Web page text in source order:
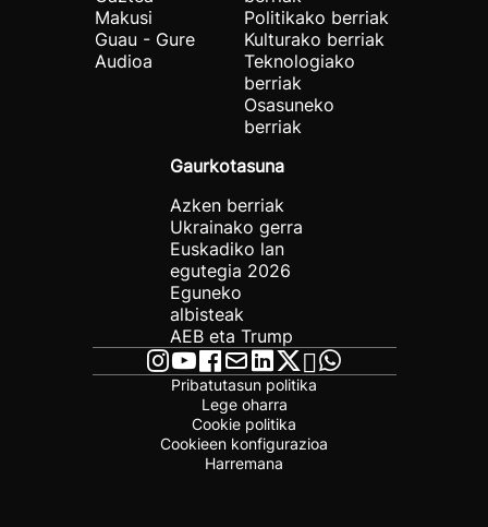
Makusi
Guau - Gure
Audioa
Politikako berriak
Kulturako berriak
Teknologiako
berriak
Osasuneko
berriak
Gaurkotasuna
Azken berriak
Ukrainako gerra
Euskadiko lan
egutegia 2026
Eguneko
albisteak
AEB eta Trump
Pribatutasun politika
Lege oharra
Cookie politika
Cookieen konfigurazioa
Harremana